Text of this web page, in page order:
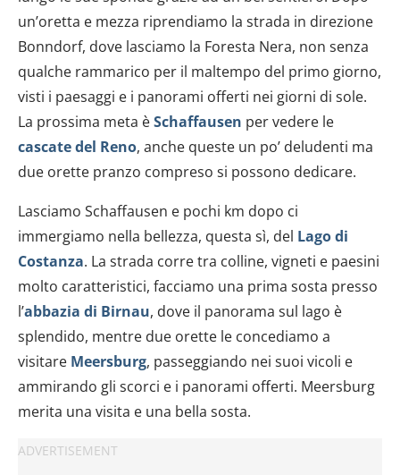
Utilizziamo i cookie per personalizzare contenuti ed
annunci, per fornire funzionalità dei social media e per
analizzare il nostro traffico. Condividiamo inoltre
informazioni sul modo in cui utilizzi il nostro sito con i
nostri partner che si occupano di analisi dei dati web,
pubblicità e social media, i quali potrebbero combinarle
con altre informazioni che hai fornito loro o che hanno
un’oretta e mezza riprendiamo la strada in direzione
Bonndorf, dove lasciamo la Foresta Nera, non senza
qualche rammarico per il maltempo del primo giorno,
visti i paesaggi e i panorami offerti nei giorni di sole.
La prossima meta èSchaffausen per vedere le
cascate del Reno, anche queste un po’ deludenti ma
due orette pranzo compreso si possono dedicare.
Lasciamo Schaffausen e pochi km dopo ci
immergiamo nella bellezza, questa sì, del Lago di
Costanza. La strada corre tra colline, vigneti e paesini
molto caratteristici, facciamo una prima sosta presso
l’abbazia di Birnau, dove il panorama sul lago è
splendido, mentre due orette le concediamo a
visitare Meersburg, passeggiando nei suoi vicoli e
ammirando gli scorci e i panorami offerti. Meersburg
merita una visita e una bella sosta.